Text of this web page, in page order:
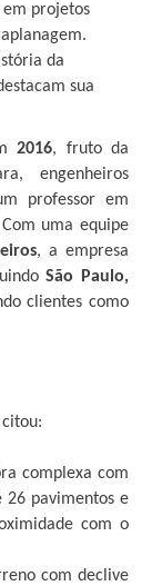
em projetos
da
sua
2016, fruto da
engenheiros
professor em
uma equipe
, a empresa
São Paulo,
clientes como
complexa com
26 pavimentos e
com o
com declive